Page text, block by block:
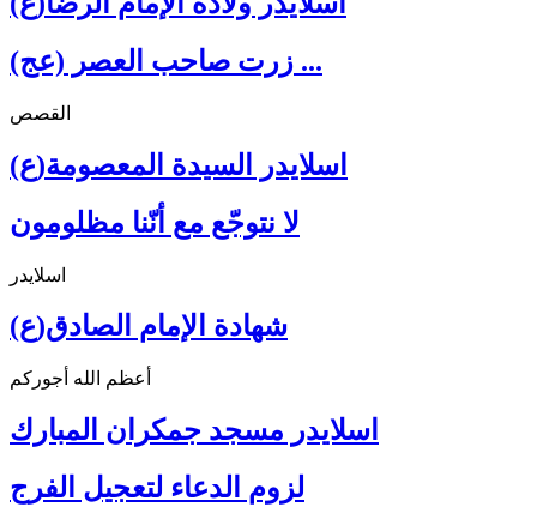
زرت صاحب العصر (عج) ...
القصص
اسلايدر السيدة المعصومة(ع)
لا نتوجّع مع أنّنا مظلومون
اسلايدر
شهادة الإمام الصادق(ع)
أعظم الله أجوركم
اسلايدر مسجد جمكران المبارك
لزوم الدعاء لتعجيل الفرج